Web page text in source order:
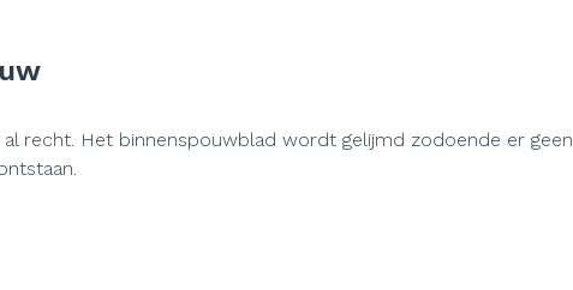
recht. Het binnenspouwblad wordt gelijmd zodoende er geen